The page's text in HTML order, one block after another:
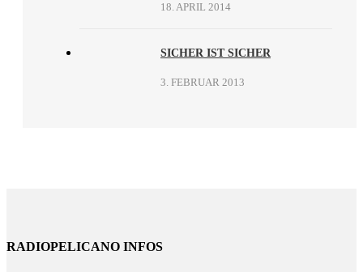
18. APRIL 2014
SICHER IST SICHER
3. FEBRUAR 2013
RADIOPELICANO INFOS